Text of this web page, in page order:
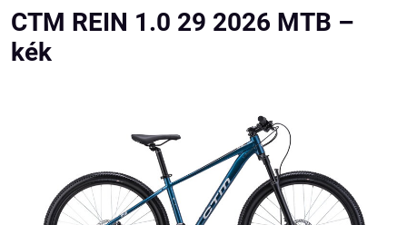
CTM REIN 1.0 29 2026 MTB –
kék